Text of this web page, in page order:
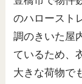
のハロースト
調のきいた屋
ているため、
大きな荷物で